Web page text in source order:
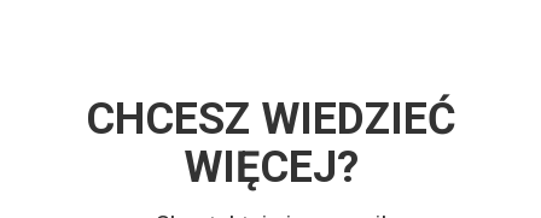
CHCESZ WIEDZIEĆ
WIĘCEJ?